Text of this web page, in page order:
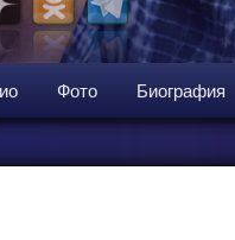
Фото Биография